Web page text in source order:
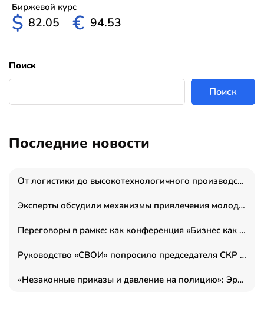
Биржевой курс
$ 82.05 € 94.53
Поиск
Поиск
Последние новости
От логистики до высокотехнологичного производства: как основатель “гагаринга” выстраивает экосистему безопасности и гражданских БПЛА
Эксперты обсудили механизмы привлечения молодых специалистов в промышленные города
Переговоры в рамке: как конференция «Бизнес как искусство» переформатирует деловой этикет в стенах ТПП РФ
Руководство «СВОИ» попросило председателя СКР дать правовую оценку обысков в тыловом штабе
«Незаконные приказы и давление на полицию»: Эрнеста Султанова задержали у посольства Израиля во время одиночного пикета